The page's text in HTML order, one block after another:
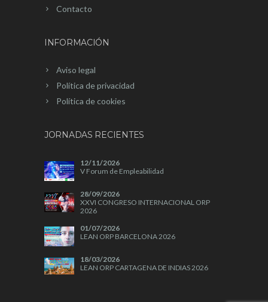
Contacto
INFORMACIÓN
Aviso legal
Política de privacidad
Política de cookies
JORNADAS RECIENTES
12/11/2026
V Forum de Empleabilidad
28/09/2026
XXVI CONGRESO INTERNACIONAL ORP
2026
01/07/2026
LEAN ORP BARCELONA 2026
18/03/2026
LEAN ORP CARTAGENA DE INDIAS 2026